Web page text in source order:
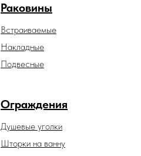
Раковины
Встраиваемые
Накладные
Подвесные
Ограждения
Душевые уголки
Шторки на ванну